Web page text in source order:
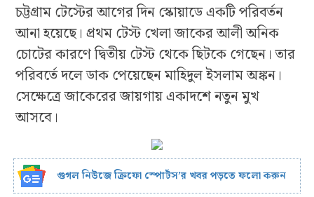
চট্টগ্রাম টেস্টের আগের দিন স্কোয়াডে একটি পরিবর্তন
আনা হয়েছে। প্রথম টেস্ট খেলা জাকের আলী অনিক
চোটের কারণে দ্বিতীয় টেস্ট থেকে ছিটকে গেছেন। তার
পরিবর্তে দলে ডাক পেয়েছেন মাহিদুল ইসলাম অঙ্কন।
সেক্ষেত্রে জাকেরের জায়গায় একাদশে নতুন মুখ
আসবে।
গুগল নিউজে ক্রিফো স্পোর্টস’র খবর পড়তে ফলো করুন